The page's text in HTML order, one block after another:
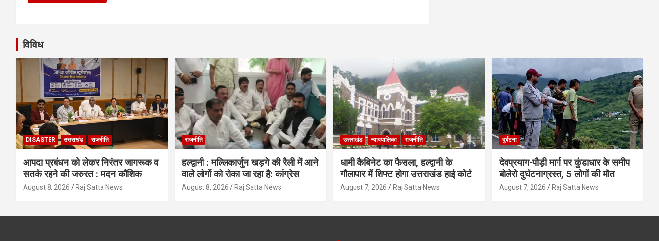
विविध
DISASTER उत्तराखंड राजनीति
आपदा प्रबंधन को लेकर निरंतर जागरूक व
सतर्क रहने की जरुरत : मदन कौशिक
August 8, 2026 Raj Satta News
राजनीति
हल्द्वानी : मल्लिकार्जुन खड़गे की रैली में आने
वाले लोगों को रोका जा रहा है: कांग्रेस
August 8, 2026 Raj Satta News
उत्तराखंड न्यायपालिका राजनीति
धामी कैबिनेट का फैसला, हल्द्वानी के
गौलापार में शिफ्ट होगा उत्तराखंड हाई कोर्ट
August 7, 2026 Raj Satta News
दुर्घटना
देवप्रयाग-पौड़ी मार्ग पर कुंडाधार के समीप
बोलेरो दुर्घटनाग्रस्त, 5 लोगों की मौत
August 7, 2026 Raj Satta News